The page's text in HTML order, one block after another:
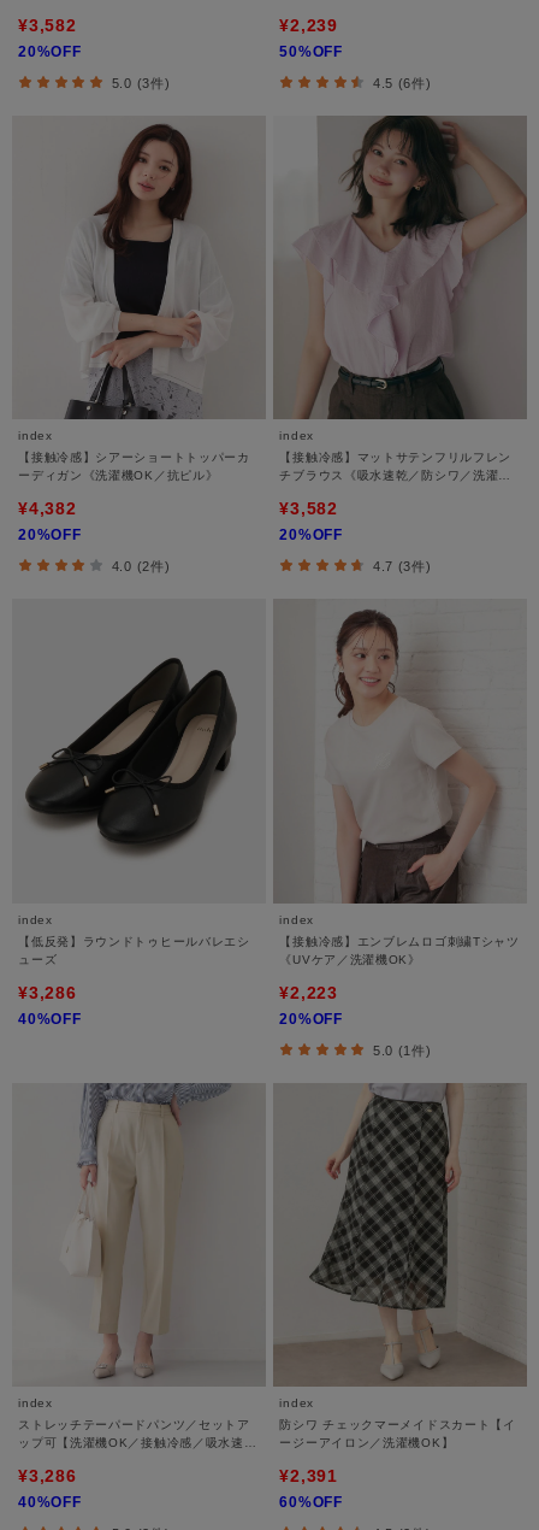
¥3,582
20%OFF
5.0 (3件)
¥2,239
50%OFF
4.5 (6件)
index
【接触冷感】シアーショートトッパーカ
ーディガン《洗濯機OK／抗ピル》
¥4,382
20%OFF
4.0 (2件)
index
【接触冷感】マットサテンフリルフレン
チブラウス《吸水速乾／防シワ／洗濯機
¥3,582
20%OFF
4.7 (3件)
index
【低反発】ラウンドトゥヒールバレエシ
ューズ
¥3,286
40%OFF
index
【接触冷感】エンブレムロゴ刺繍Tシャツ
《UVケア／洗濯機OK》
¥2,223
20%OFF
5.0 (1件)
index
ストレッチテーパードパンツ／セットア
ップ可【洗濯機OK／接触冷感／吸水速乾
¥3,286
40%OFF
index
防シワ チェックマーメイドスカート【イ
ージーアイロン／洗濯機OK】
¥2,391
60%OFF